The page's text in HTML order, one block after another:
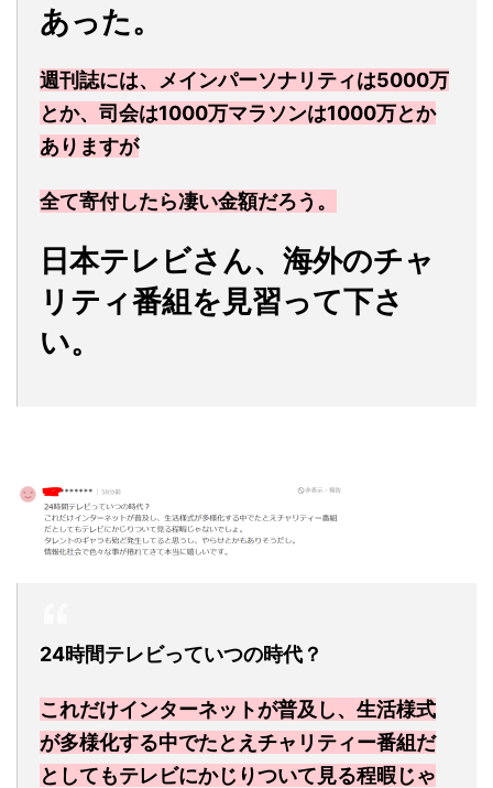
あった。
週刊誌には、メインパーソナリティは5000万
とか、司会は1000万マラソンは1000万とか
ありますが
全て寄付したら凄い金額だろう。
日本テレビさん、海外のチャ
リティ番組を見習って下さ
い。
24時間テレビっていつの時代？
これだけインターネットが普及し、生活様式
が多様化する中でたとえチャリティー番組だ
としてもテレビにかじりついて見る程暇じゃ